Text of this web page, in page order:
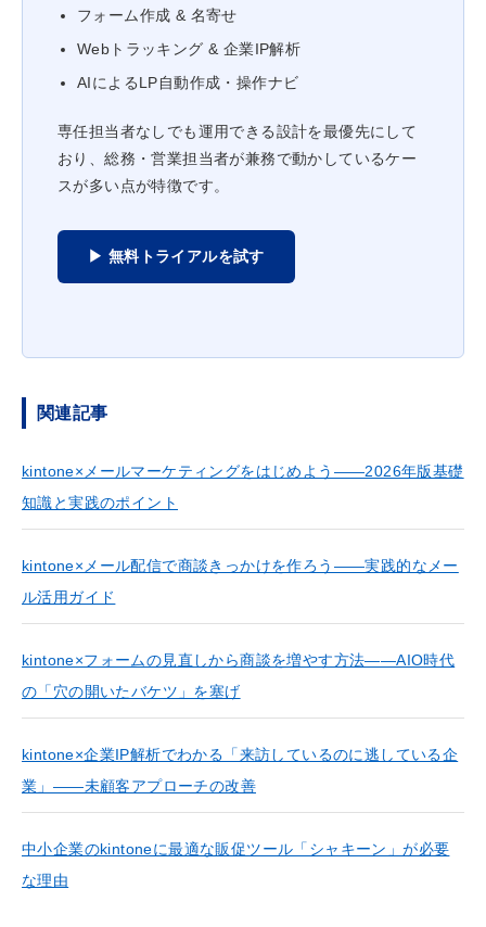
フォーム作成 & 名寄せ
Webトラッキング & 企業IP解析
AIによるLP自動作成・操作ナビ
専任担当者なしでも運用できる設計を最優先にして
おり、総務・営業担当者が兼務で動かしているケー
スが多い点が特徴です。
▶ 無料トライアルを試す
関連記事
kintone×メールマーケティングをはじめよう——2026年版基礎
知識と実践のポイント
kintone×メール配信で商談きっかけを作ろう——実践的なメー
ル活用ガイド
kintone×フォームの見直しから商談を増やす方法——AIO時代
の「穴の開いたバケツ」を塞げ
kintone×企業IP解析でわかる「来訪しているのに逃している企
業」——未顧客アプローチの改善
中小企業のkintoneに最適な販促ツール「シャキーン」が必要
な理由